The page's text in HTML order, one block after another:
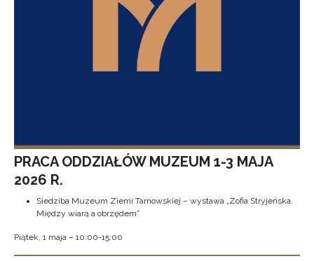
PRACA ODDZIAŁÓW MUZEUM 1-3 MAJA
2026 R.
Siedziba Muzeum Ziemi Tarnowskiej – wystawa „Zofia Stryjeńska.
Między wiarą a obrzędem”
Piątek, 1 maja – 10:00-15:00